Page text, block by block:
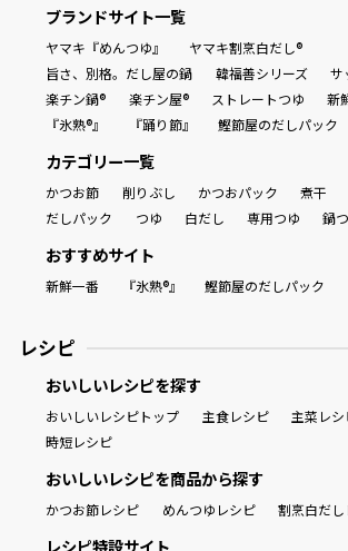
ブランドサイト一覧
ヤマキ『めんつゆ』
ヤマキ割烹白だし®
旨さ、別格。だし屋の鍋
韓福善シリーズ
サ
楽チン鍋®
楽チン屋® ストレートつゆ
新
『氷熟®』
『踊り節』 鰹節屋のだしパック
カテゴリー一覧
かつお節 削りぶし かつおパック 煮干
だしパック
つゆ 白だし 専用つゆ 鍋
おすすめサイト
新鮮一番 『氷熟®』 鰹節屋のだしパック
レシピ
おいしいレシピを探す
おいしいレシピトップ 主食レシピ 主菜レシ
時短レシピ
おいしいレシピを商品から探す
かつお節レシピ めんつゆレシピ 割烹白だ